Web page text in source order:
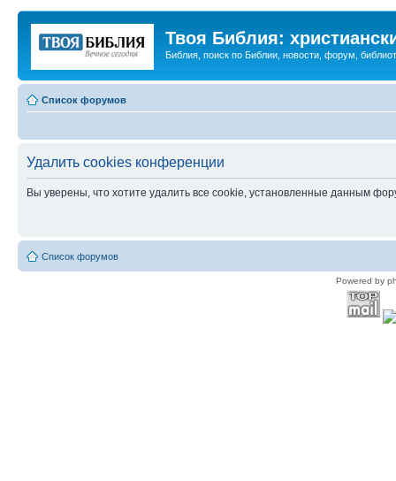
Твоя Библия:
Библия, поиск по Библии, новости, форум,
Список форумов
Удалить cookies конференции
Вы уверены, что хотите удалить все cookie, установленные данным
Список форумов
Powered by